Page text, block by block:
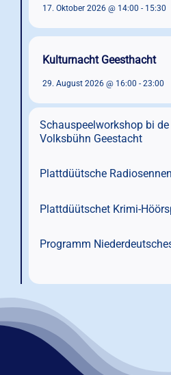
17. Oktober 2026 @ 14:00 - 15:30
Kulturnacht Geesthacht
29. August 2026 @ 16:00 - 23:00
Schauspeelworkshop bi
Volksbühn Geestacht
Plattdüütsche
Plattdüütschet Krimi-
Programm